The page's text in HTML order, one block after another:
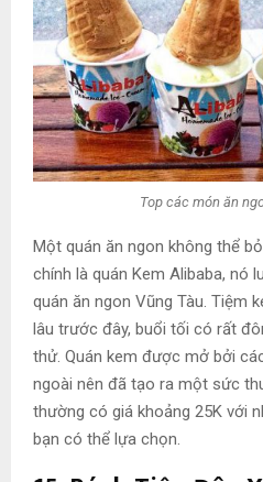
Top các món ăn
Một quán ăn ngon không thể
chính là quán Kem Alibaba, nó
quán ăn ngon Vũng Tàu. Tiệm
lâu trước đây, buổi tối có rất
thử. Quán kem được mở bởi
ngoài nên đã tạo ra một sức
thường có giá khoảng 25K với
bạn có thể lựa chọn.